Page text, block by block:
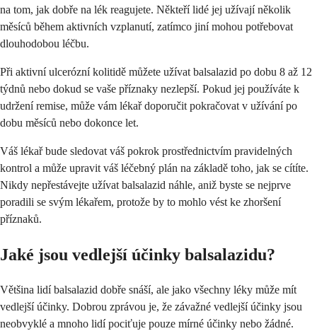
na tom, jak dobře na lék reagujete. Někteří lidé jej užívají několik
měsíců během aktivních vzplanutí, zatímco jiní mohou potřebovat
dlouhodobou léčbu.
Při aktivní ulcerózní kolitidě můžete užívat balsalazid po dobu 8 až 12
týdnů nebo dokud se vaše příznaky nezlepší. Pokud jej používáte k
udržení remise, může vám lékař doporučit pokračovat v užívání po
dobu měsíců nebo dokonce let.
Váš lékař bude sledovat váš pokrok prostřednictvím pravidelných
kontrol a může upravit váš léčebný plán na základě toho, jak se cítíte.
Nikdy nepřestávejte užívat balsalazid náhle, aniž byste se nejprve
poradili se svým lékařem, protože by to mohlo vést ke zhoršení
příznaků.
Jaké jsou vedlejší účinky balsalazidu?
Většina lidí balsalazid dobře snáší, ale jako všechny léky může mít
vedlejší účinky. Dobrou zprávou je, že závažné vedlejší účinky jsou
neobvyklé a mnoho lidí pociťuje pouze mírné účinky nebo žádné.